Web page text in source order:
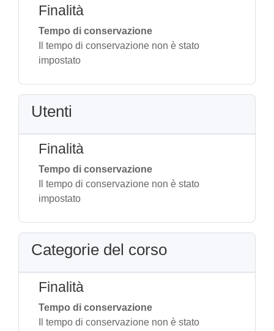
Finalità
Tempo di conservazione
Il tempo di conservazione non è stato
impostato
Utenti
Finalità
Tempo di conservazione
Il tempo di conservazione non è stato
impostato
Categorie del corso
Finalità
Tempo di conservazione
Il tempo di conservazione non è stato